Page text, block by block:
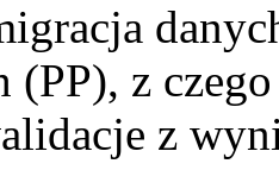
z
z